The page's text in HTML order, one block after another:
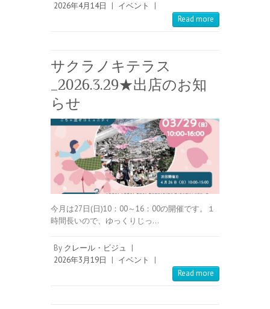
2026年4月14日
| イベント
|
Read more
サクラノキテラス
_2026.3.29★出店のお知
らせ
今月は27日(日)10：00～16：00の開催です。１
時間長いので、ゆっくりじっ…
By クレール・ビジュ
|
2026年3月19日
| イベント
|
Read more